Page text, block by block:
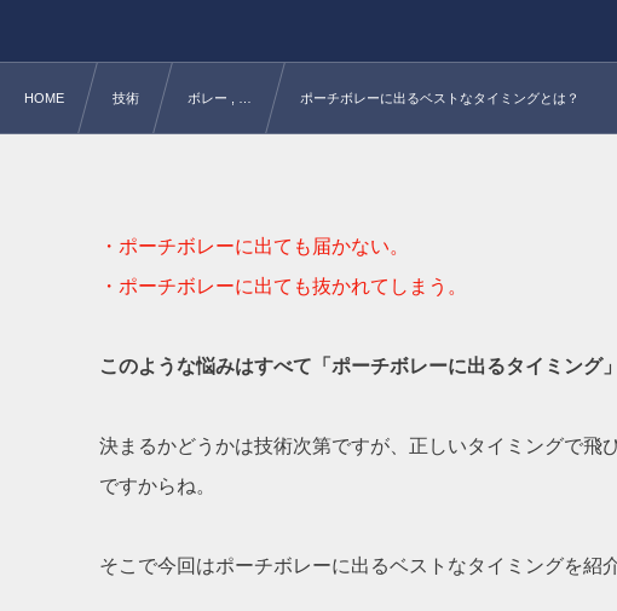
HOME 技術 ボレー , … ポーチボレーに出るベストなタイミングとは？
・ポーチボレーに出ても届かない。
・ポーチボレーに出ても抜かれてしまう。
このような悩みはすべて「ポーチボレーに出るタイミング
決まるかどうかは技術次第ですが、正しいタイミングで
ですからね。
そこで今回はポーチボレーに出るベストなタイミングを紹